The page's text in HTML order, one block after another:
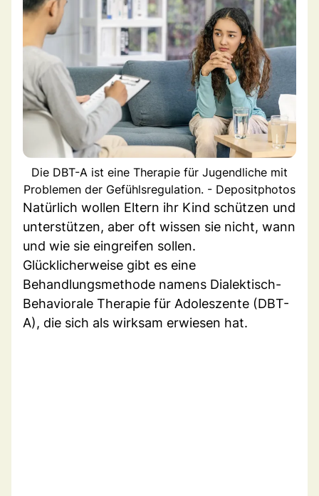
Die DBT-A ist eine Therapie für Jugendliche mit
Problemen der Gefühlsregulation. - Depositphotos
Natürlich wollen Eltern ihr Kind schützen und
unterstützen, aber oft wissen sie nicht, wann
und wie sie eingreifen sollen.
Glücklicherweise gibt es eine
Behandlungsmethode namens Dialektisch-
Behaviorale Therapie für Adoleszente (DBT-
A), die sich als wirksam erwiesen hat.